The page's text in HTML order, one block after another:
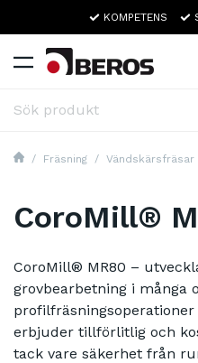
KOMPETENS
Fräsning Vändskärsfräsar
CoroMill®
CoroMill® MR80 –
grovbearbetning i många
erbjuder tillförlitlig och
tack vare säkerhet från